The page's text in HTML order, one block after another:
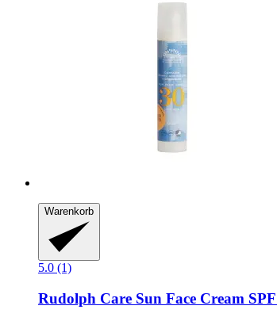
Warenkorb
5.0 (1)
Rudolph Care Sun Face Cream